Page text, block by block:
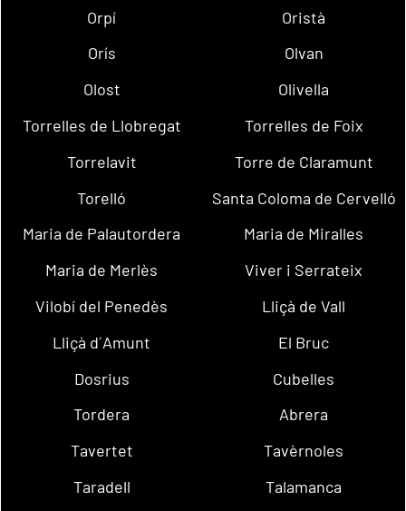
Orpí
Oristà
Orís
Olvan
Olost
Olivella
Torrelles de Llobregat
Torrelles de Foix
Torrelavit
Torre de Claramunt
Torelló
Santa Coloma de Cervelló
Maria de Palautordera
Maria de Miralles
Maria de Merlès
Viver i Serrateix
Vilobí del Penedès
Lliçà de Vall
Lliçà d´Amunt
El Bruc
Dosrius
Cubelles
Tordera
Abrera
Tavertet
Tavèrnoles
Taradell
Talamanca